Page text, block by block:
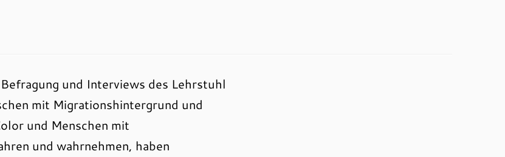
und Interviews des Lehrstuhl
mit Migrationshintergrund und
und Menschen mit
und wahrnehmen, haben